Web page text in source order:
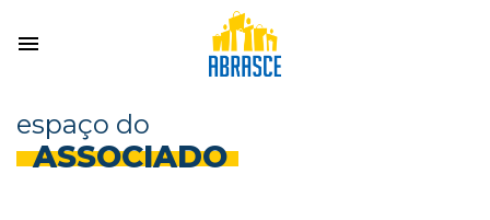
espaço do
ASSOCIADO